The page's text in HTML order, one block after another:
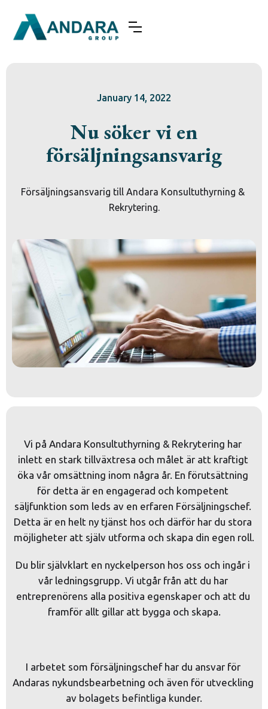
January 14, 2022
Nu söker vi en
försäljningsansvarig
Försäljningsansvarig till Andara Konsultuthyrning &
Rekrytering.
Vi på Andara Konsultuthyrning & Rekrytering har
inlett en stark tillväxtresa och målet är att kraftigt
öka vår omsättning inom några år. En förutsättning
för detta är en engagerad och kompetent
säljfunktion som leds av en erfaren Försäljningschef.
Detta är en helt ny tjänst hos och därför har du stora
möjligheter att själv utforma och skapa din egen roll.
Du blir självklart en nyckelperson hos oss och ingår i
vår ledningsgrupp. Vi utgår från att du har
entreprenörens alla positiva egenskaper och att du
framför allt gillar att bygga och skapa.
I arbetet som försäljningschef har du ansvar för
Andaras nykundsbearbetning och även för utveckling
av bolagets befintliga kunder.